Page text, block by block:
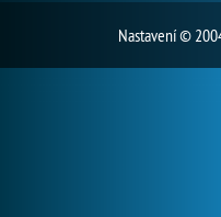
Nastavení©